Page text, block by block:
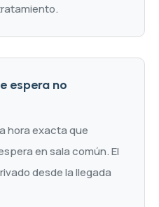
espera no
hora exacta que
en sala común. El
desde la llegada